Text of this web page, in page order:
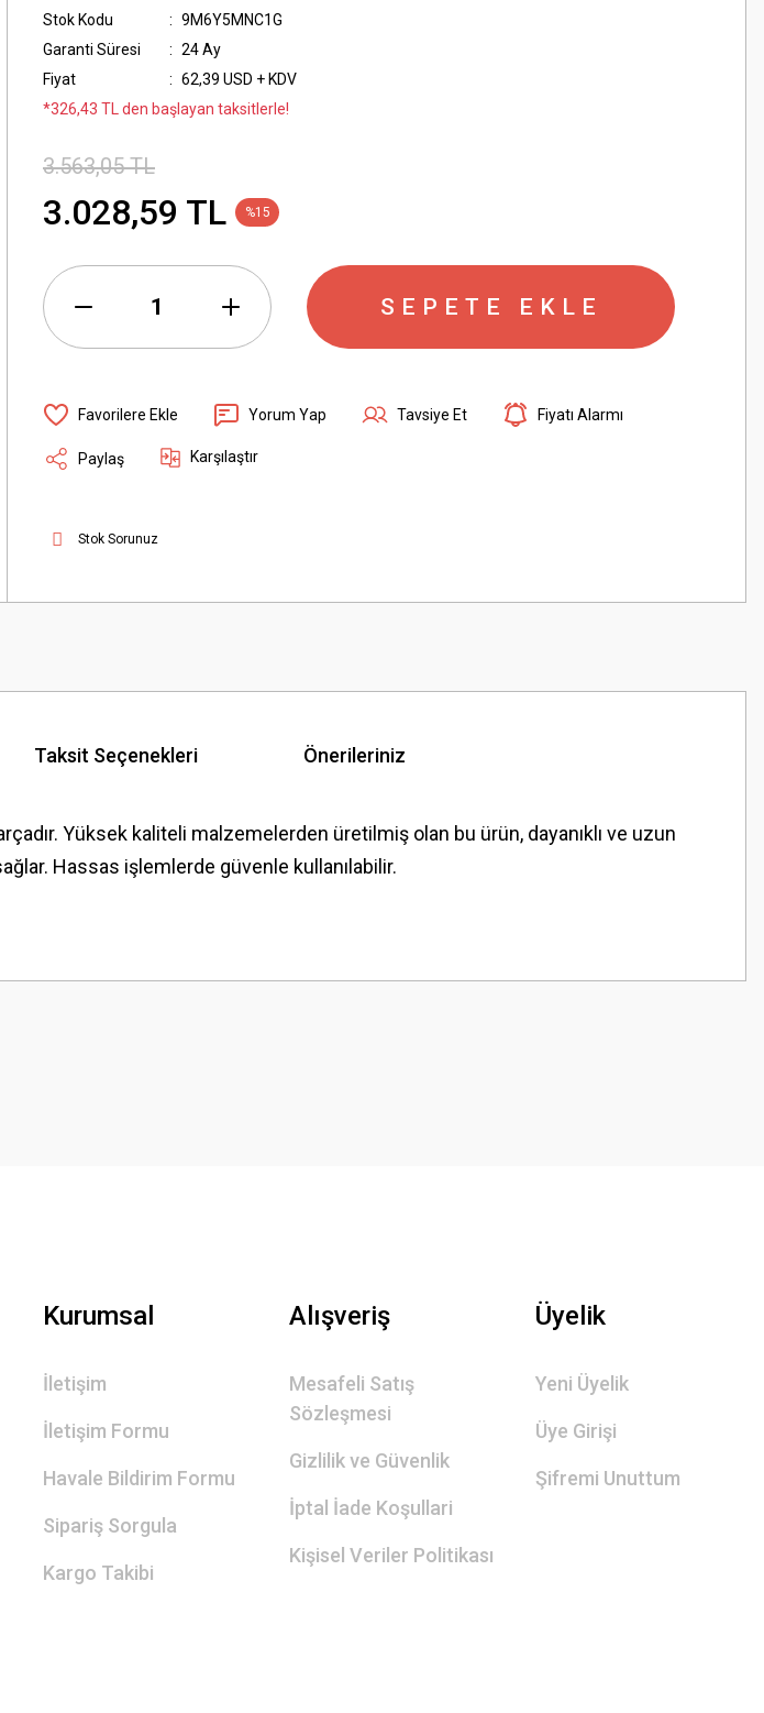
Stok Kodu
9M6Y5MNC1G
Garanti Süresi
24 Ay
Fiyat
62,39 USD + KDV
*326,43 TL den başlayan taksitlerle!
3.563,05 TL
3.028,59 TL %15
SEPETE EKLE
Yorum Yap Tavsiye Et Fiyatı Alarmı
Paylaş Karşılaştır
Stok Sorunuz
Taksit Seçenekleri Önerileriniz
Yüksek kaliteli malzemelerden üretilmiş olan bu ürün, dayanıklı ve uzun
Hassas işlemlerde güvenle kullanılabilir.
Kurumsal
İletişim
İletişim Formu
Havale Bildirim Formu
Sipariş Sorgula
Kargo Takibi
Alışveriş
Mesafeli Satış
Sözleşmesi
Gizlilik ve Güvenlik
İptal İade Koşullari
Kişisel Veriler Politikası
Üyelik
Yeni Üyelik
Üye Girişi
Şifremi Unuttum